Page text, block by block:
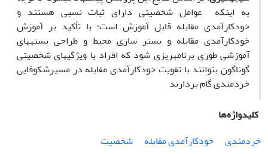
به این­که عوامل شخصیتی دارای ثبات نسبی هستند و
خودکارآمدی مقابله قابل آموزش است؛ با تأکید بر آموزش
خودکارآمدی مقابله و بستر سازی محیط و طراحی بسته­های
آموزشی طوری برنامه­ریزی شود که افراد با ویژگی­های شخصیتی
گوناگون بتوانند با تقویت خودکارآمدی مقابله در مسیرشکوفایی
خردمندی گام بردارند
کلیدواژه‌ها
خردمندی
خودکارآمدی مقابله شخصیت